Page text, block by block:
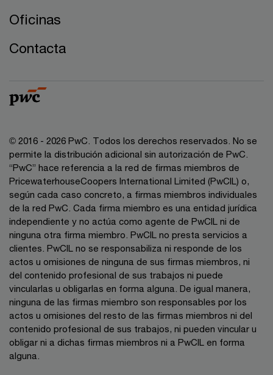
Oficinas
Contacta
© 2016 - 2026 PwC. Todos los derechos reservados. No se
permite la distribución adicional sin autorización de PwC.
“PwC” hace referencia a la red de firmas miembros de
PricewaterhouseCoopers International Limited (PwCIL) o,
según cada caso concreto, a firmas miembros individuales
de la red PwC. Cada firma miembro es una entidad jurídica
independiente y no actúa como agente de PwCIL ni de
ninguna otra firma miembro. PwCIL no presta servicios a
clientes. PwCIL no se responsabiliza ni responde de los
actos u omisiones de ninguna de sus firmas miembros, ni
del contenido profesional de sus trabajos ni puede
vincularlas u obligarlas en forma alguna. De igual manera,
ninguna de las firmas miembro son responsables por los
actos u omisiones del resto de las firmas miembros ni del
contenido profesional de sus trabajos, ni pueden vincular u
obligar ni a dichas firmas miembros ni a PwCIL en forma
alguna.